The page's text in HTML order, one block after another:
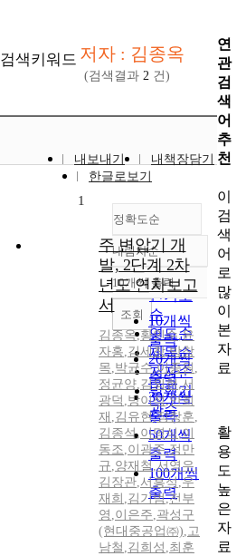
검색키워드 저자 : 김종옥
(검색결과 2 건)
내보내기
내책장담기
한글로보기
정확도순
정확도
순
인기도
순
연도순
제목순
저자순
발행기
관순
내림차순
내림차순
10개씩 출력
10개씩
출력
20개씩
출력
30개씩
출력
50개씩
출력
100개씩
출력
조회
1
주 변압기 개
발, 2단계 2차
년도 연차보고
서
김종옥,황인수,윤
자홍,김세창,박창
목,박균수,이종원 ,
정균양,김외현,서
광덕 ,방이석,안희
재 ,김유현,정창훈,
김종석,이명식,이
동조,이광주,정만
규,양재철,서영우,
김장관,서흥석,우
재희 ,김기범,전부
영 ,이은주,곽성구
(현대중공업㈜),고
남철 ,김희성 ,최훈
연
관
검
색
어
추
천
이
검
색
어
로
많
이
본
자
료
활
용
도
높
은
자
료